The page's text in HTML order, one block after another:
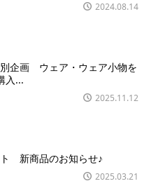
2024.08.14
企画 ウェア・ウェア小物を
入...
2025.11.12
新商品のお知らせ♪
2025.03.21